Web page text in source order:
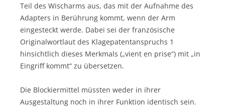
Teil des Wischarms aus, das mit der Aufnahme des
Adapters in Berührung kommt, wenn der Arm
eingesteckt werde. Dabei sei der französische
Originalwortlaut des Klagepatentanspruchs 1
hinsichtlich dieses Merkmals („vient en prise“) mit „in
Eingriff kommt“ zu übersetzen.
Die Blockiermittel müssten weder in ihrer
Ausgestaltung noch in ihrer Funktion identisch sein.